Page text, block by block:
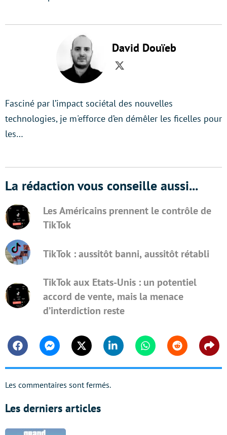
David Douïeb
Twitter
Fasciné par l’impact sociétal des nouvelles
technologies, je m'efforce d’en démêler les ficelles pour
les…
La rédaction vous conseille aussi...
Les Américains prennent le contrôle de
TikTok
TikTok : aussitôt banni, aussitôt rétabli
TikTok aux Etats-Unis : un potentiel
accord de vente, mais la menace
d’interdiction reste
FacebookMessengerTwitter Linkedin WhatsappReddit
Les commentaires sont fermés.
Les derniers articles